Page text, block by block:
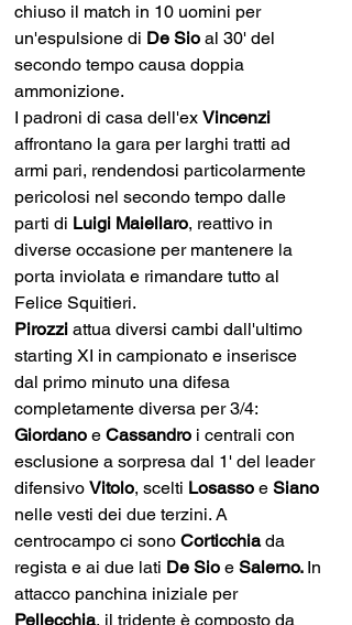
chiuso il match in 10 uomini per
un'espulsione di De Sio al 30' del
secondo tempo causa doppia
ammonizione.
I padroni di casa dell'ex Vincenzi
affrontano la gara per larghi tratti ad
armi pari, rendendosi particolarmente
pericolosi nel secondo tempo dalle
parti di Luigi Maiellaro, reattivo in
diverse occasione per mantenere la
porta inviolata e rimandare tutto al
Felice Squitieri.
Pirozzi attua diversi cambi dall'ultimo
starting XI in campionato e inserisce
dal primo minuto una difesa
completamente diversa per 3/4:
Giordano e Cassandro i centrali con
esclusione a sorpresa dal 1' del leader
difensivo Vitolo, scelti Losasso e Siano
nelle vesti dei due terzini. A
centrocampo ci sono Corticchia da
regista e ai due lati De Sio e Salerno. In
attacco panchina iniziale per
Pellecchia, il tridente è composto da